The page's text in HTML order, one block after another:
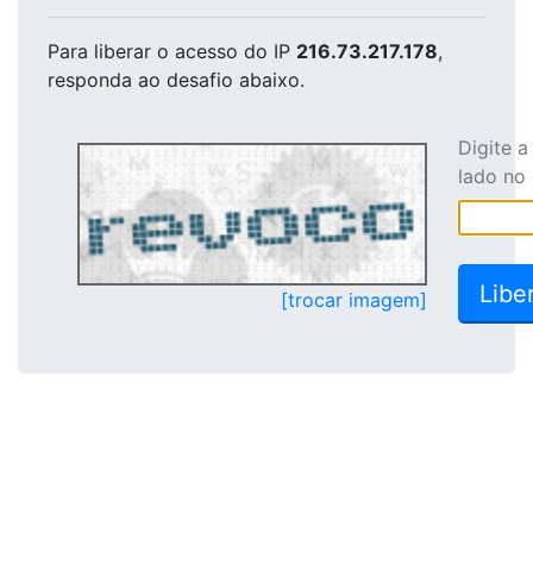
Para liberar o acesso do IP 216.73.217.178,
responda ao desafio abaixo.
[trocar imagem]
Digite
lado no